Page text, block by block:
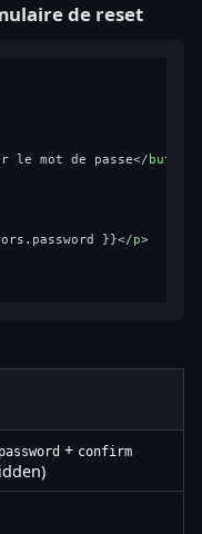
de reset
le mot de passe</ button
}}</p>
password + confirm